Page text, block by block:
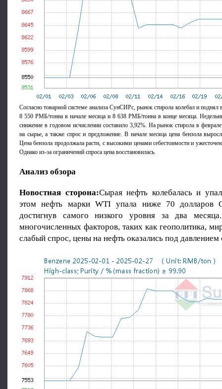
Согласно товарной системе анализа СунСИРс, рынок стирола колебал и поднял
8 550 РМБ/тонна в начале месяца и 8 638 РМБ/тонна в конце месяца.
снижение в годовом исчислении составило 3,92%. На рынок стирола в
на сырье, а также спрос и предложение. В начале месяца цена бензола
Цена бензола продолжала расти, с высокими ценами себестоимости и
Однако из-за ограничений спроса цена восстановилась.
Анализ обзора
Новостная сторона:Сырая нефть колебалась и
этом нефть марки WTI упала ниже 70 долларов
достигнув самого низкого уровня за два
многочисленных факторов, таких как геополитика,
слабый спрос, цены на нефть оказались под